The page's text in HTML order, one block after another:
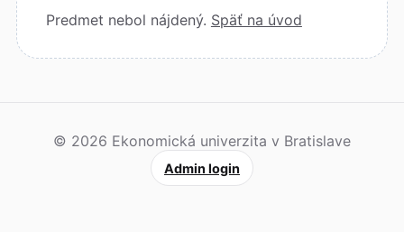
Predmet nebol nájdený. Späť na úvod
© 2026 Ekonomická univerzita v Bratislave
Admin login